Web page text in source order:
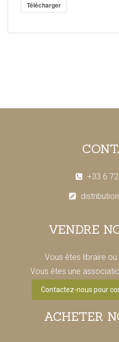
Télécharger
+33 6
VENDRE
Vous êtes libraire
Vous êtes une
Contactez-nous pour
ACHETER